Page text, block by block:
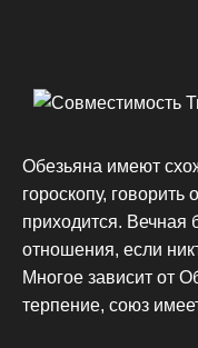
Обезьяна имеют
гороскопу,
приходится. Вечная
отношения, если
Многое зависит от
терпение, союз